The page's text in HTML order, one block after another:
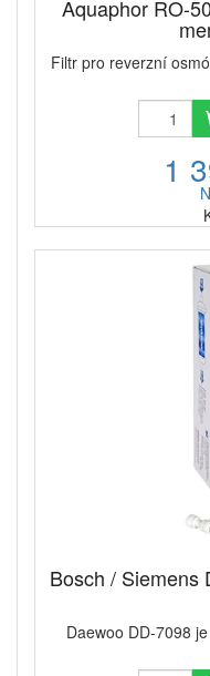
Aquaphor RO-
Filtr pro reverzní
1
Bosch / Siemens
Daewoo DD-7098